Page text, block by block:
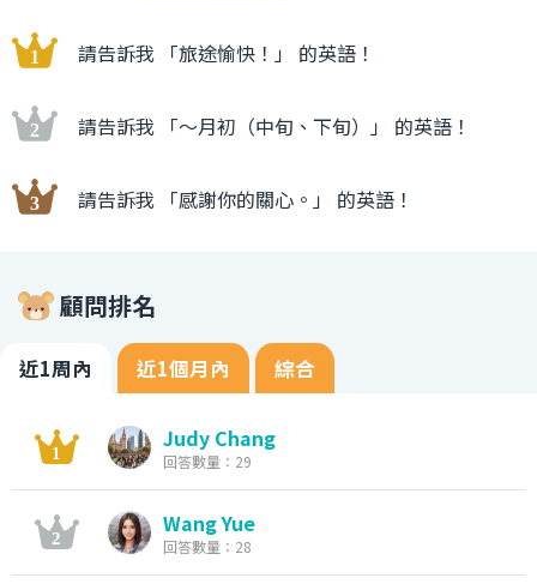
請告訴我 「旅途愉快！」 的英語！
請告訴我 「〜月初（中旬、下旬）」 的英語！
請告訴我 「感謝你的關心。」 的英語！
顧問排名
近1周內 近1個月內 綜合
Judy Chang
回答數量：29
Wang Yue
回答數量：28